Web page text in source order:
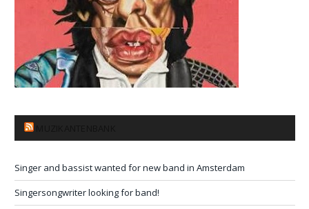
Singer and bassist wanted for new band in Amsterdam
Singersongwriter looking for band!